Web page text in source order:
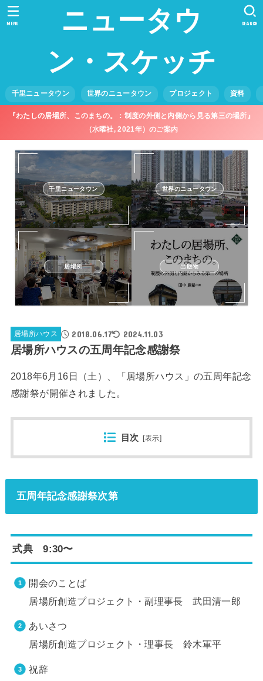
ニュータウ
ン・スケッチ
千里ニュータウン 世界のニュータウン プロジェクト 資料
SEARCH
MENU
『わたしの居場所、このまちの。：制度の外側と内側から見る第三の場所』
（水曜社, 2021年）のご案内
千里ニュータウン 世界のニュータウン
居場所 出版物
居場所ハウス 2018.06.17 2024.11.03
居場所ハウスの五周年記念感謝祭
2018年6月16日（土）、「居場所ハウス」の五周年記念
感謝祭が開催されました。
目次 [表示]
五周年記念感謝祭次第
式典 9:30〜
開会のことば
居場所創造プロジェクト・副理事長 武田清一郎
あいさつ
居場所創造プロジェクト・理事長 鈴木軍平
祝辞